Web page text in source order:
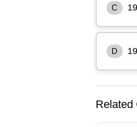
C
D
Related